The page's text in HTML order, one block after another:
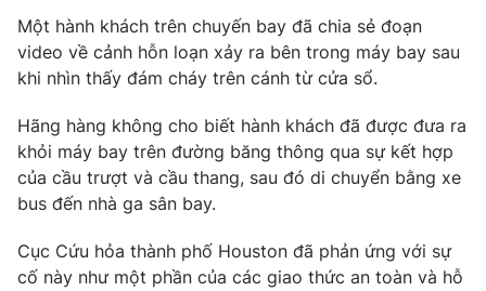
Video Shorts video
VTV Money VTV Thể thao
VTV Sức khoẻ Bất động sản
Thị trường 24h
VTV4 Vươn mình bằng AI
Một hành khách trên chuyến bay đã chia sẻ đoạn
video về cảnh hỗn loạn xảy ra bên trong máy bay sau
khi nhìn thấy đám cháy trên cánh từ cửa sổ.
Hãng hàng không cho biết hành khách đã được đưa ra
khỏi máy bay trên đường băng thông qua sự kết hợp
của cầu trượt và cầu thang, sau đó di chuyển bằng xe
bus đến nhà ga sân bay.
Cục Cứu hỏa thành phố Houston đã phản ứng với sự
cố này như một phần của các giao thức an toàn và hỗ